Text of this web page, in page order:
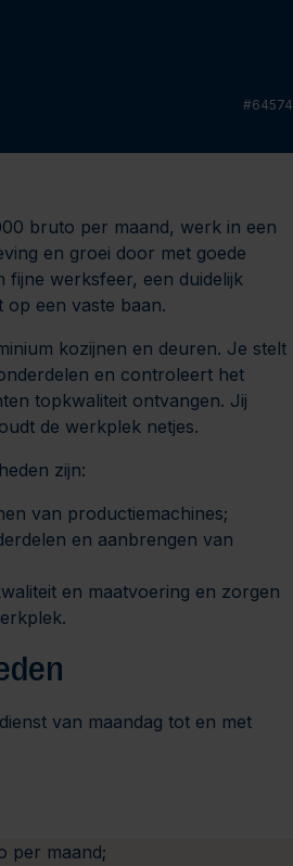
#64574
bruto per maand, werk in een
en groei door met goede
fijne werksfeer, een duidelijk
een vaste baan.
kozijnen en deuren. Je stelt
en controleert het
topkwaliteit ontvangen. Jij
de werkplek netjes.
zijn:
van productiemachines;
en aanbrengen van
en maatvoering en zorgen
van maandag tot en met
per maand;